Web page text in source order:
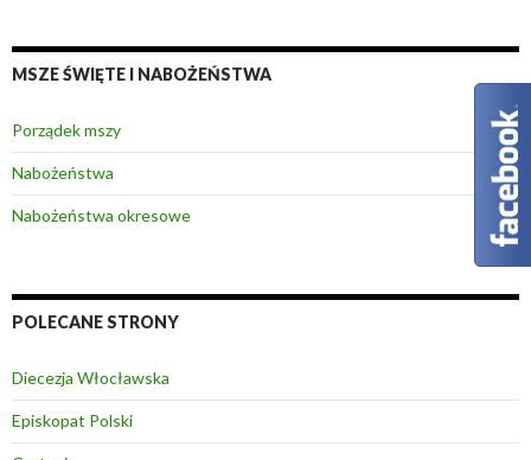
MSZE ŚWIĘTE I NABOŻEŃSTWA
Porządek mszy
Nabożeństwa
Nabożeństwa okresowe
POLECANE STRONY
Diecezja Włocławska
Episkopat Polski